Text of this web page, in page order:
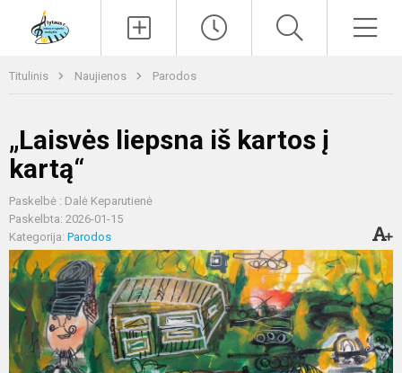
Titulinis Naujienos Parodos
„Laisvės liepsna iš kartos į
kartą“
Paskelbė : Dalė Keparutienė
Paskelbta: 2026-01-15
Kategorija: Parodos